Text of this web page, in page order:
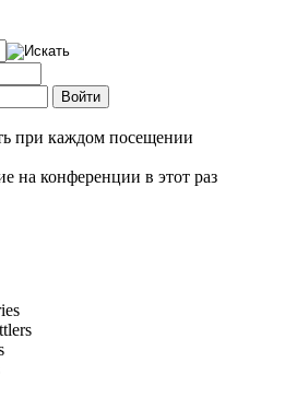
при каждом посещении
на конференции в этот раз